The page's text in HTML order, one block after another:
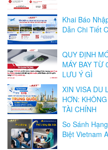
Khai Báo
Dẫn Chi Tiết
QUY ĐỊNH
MÁY BAY TỪ
LƯU Ý GÌ
XIN VISA DU
HƠN:
TÀI CHÍNH
So Sánh
Biệt Vietnam